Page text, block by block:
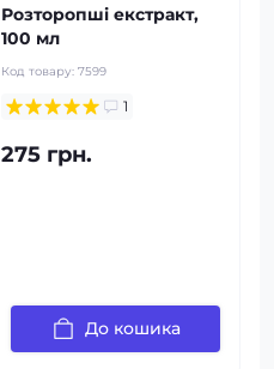
Розторопші екстракт,
100 мл
Код товару: 7599
1
275 грн.
До кошика